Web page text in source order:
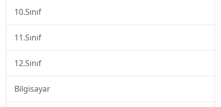
10.Sınıf
11.Sınıf
12.Sınıf
Bilgisayar